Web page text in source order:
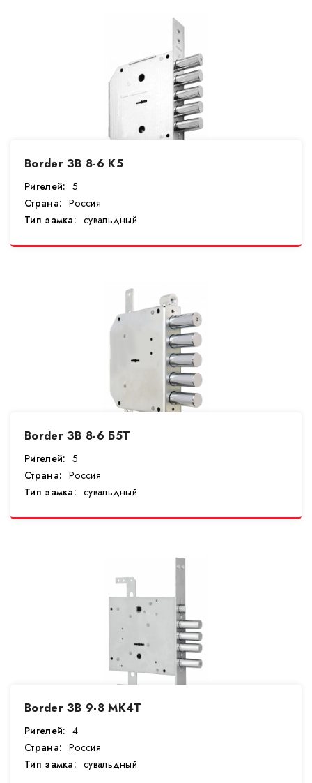
Border ЗВ 8-6 К5
Ригелей: 5
Страна: Россия
Тип замка: сувальдный
Border ЗВ 8-6 Б5Т
Ригелей: 5
Страна: Россия
Тип замка: сувальдный
Border ЗВ 9-8 МК4Т
Ригелей: 4
Страна: Россия
Тип замка: сувальдный